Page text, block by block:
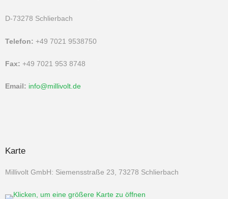
D-73278 Schlierbach
Telefon: +49 7021 9538750
Fax: +49 7021 953 8748
Email: info@millivolt.de
Karte
Millivolt GmbH: Siemensstraße 23, 73278 Schlierbach